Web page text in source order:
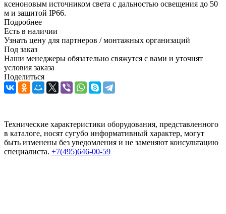
ксеноновым источником света с дальностью освещения до 50
м и защитой IP66.
Подробнее
Есть в наличии
Узнать цену для партнеров / монтажных организаций
Под заказ
Наши менеджеры обязательно свяжутся с вами и уточнят
условия заказа
Поделиться
Технические характеристики оборудования, представленного
в каталоге, носят сугубо информативный характер, могут
быть изменены без уведомления и не заменяют консультацию
специалиста. +7(495)646-00-59